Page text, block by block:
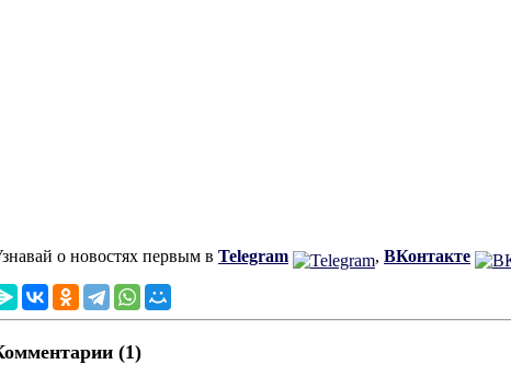
о новостях первым в Telegram , ВКонтакте
(1)